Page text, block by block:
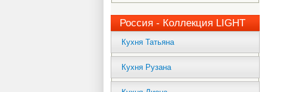
Россия - Коллекция LIGHT
Кухня Татьяна
Кухня Рузана